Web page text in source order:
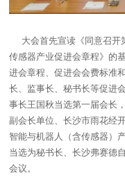
大会首先宣读《同意召开
传感器产业促进会章程》的
进会章程、促进会会费标准
长、监事长、秘书长等促进
事长王国秋当选第一届会长
副会长单位、长沙市雨花经
智能与机器人（含传感器）
当选为秘书长、长沙弗赛德
会议。